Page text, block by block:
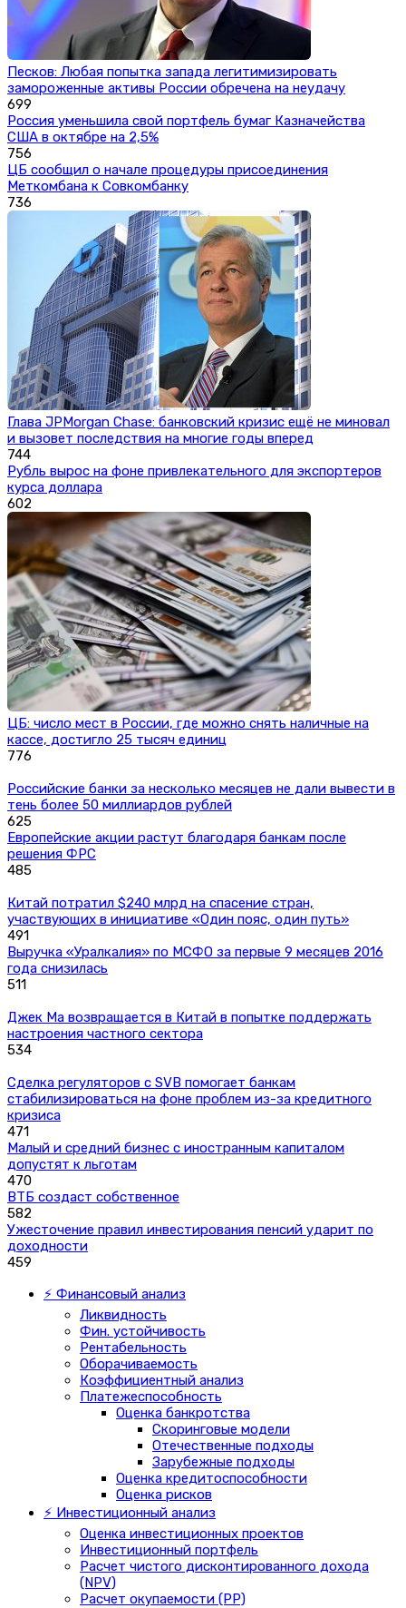
Песков: Любая попытка запада легитимизировать
замороженные активы России обречена на неудачу
699
Россия уменьшила свой портфель бумаг Казначейства
США в октябре на 2,5%
756
ЦБ сообщил о начале процедуры присоединения
Меткомбана к Совкомбанку
736
Глава JPMorgan Chase: банковский кризис ещё не миновал
и вызовет последствия на многие годы вперед
744
Рубль вырос на фоне привлекательного для экспортеров
курса доллара
602
ЦБ: число мест в России, где можно снять наличные на
кассе, достигло 25 тысяч единиц
776
Российские банки за несколько месяцев не дали вывести в
тень более 50 миллиардов рублей
625
Европейские акции растут благодаря банкам после
решения ФРС
485
Китай потратил $240 млрд на спасение стран,
участвующих в инициативе «Один пояс, один путь»
491
Выручка «Уралкалия» по МСФО за первые 9 месяцев 2016
года снизилась
511
Джек Ма возвращается в Китай в попытке поддержать
настроения частного сектора
534
Сделка регуляторов с SVB помогает банкам
стабилизироваться на фоне проблем из-за кредитного
кризиса
471
Малый и средний бизнес с иностранным капиталом
допустят к льготам
470
ВТБ создаст собственное
582
Ужесточение правил инвестирования пенсий ударит по
доходности
459
⚡ Финансовый анализ
Ликвидность
Фин. устойчивость
Рентабельность
Оборачиваемость
Коэффициентный анализ
Платежеспособность
Оценка банкротства
Скоринговые модели
Отечественные подходы
Зарубежные подходы
Оценка кредитоспособности
Оценка рисков
⚡ Инвестиционный анализ
Оценка инвестиционных проектов
Инвестиционный портфель
Расчет чистого дисконтированного дохода
(NPV)
Расчет окупаемости (PP)